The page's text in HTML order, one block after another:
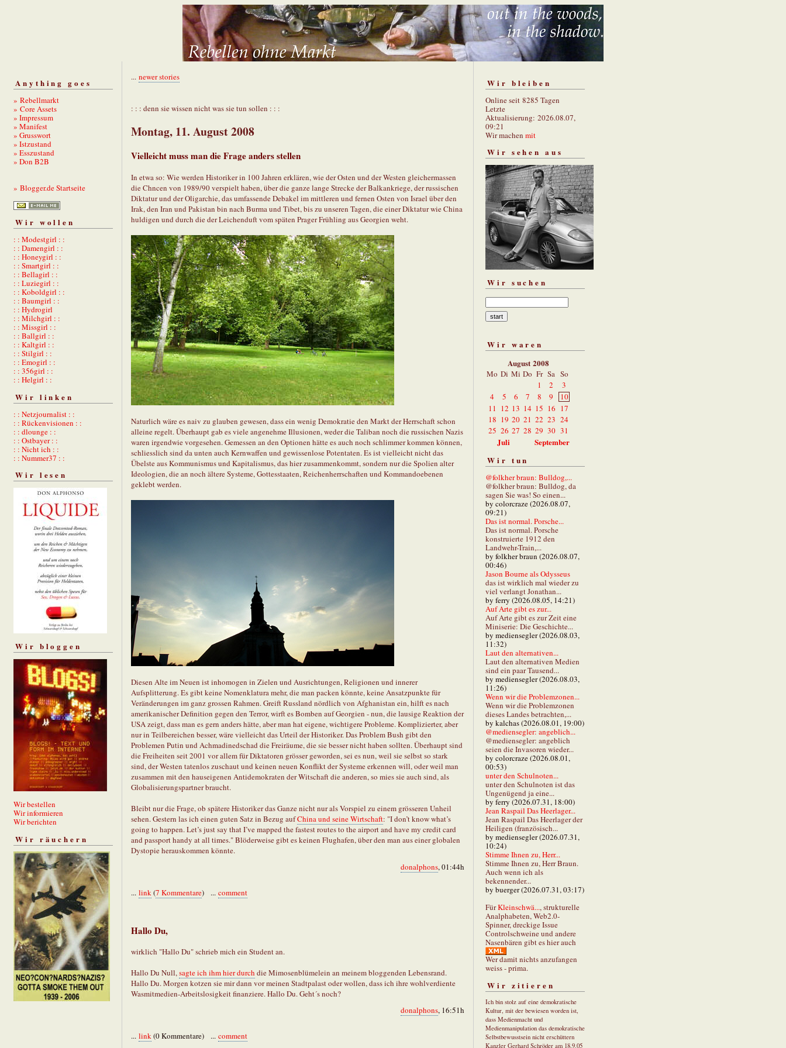
Anything goes
» Rebellmarkt
» Core Assets
» Impressum
» Manifest
» Grusswort
» Istzustand
» Esszustand
» Don B2B
» Blogger.de Startseite
Wir wollen
: : Modestgirl : :
: : Damengirl : :
: : Honeygirl : :
: : Smartgirl : :
: : Bellagirl : :
: : Luziegirl : :
: : Koboldgirl : :
: : Baumgirl : :
: : Hydrogirl
: : Milchgirl : :
: : Missgirl : :
: : Ballgirl : :
: : Kaltgirl : :
: : Stilgirl : :
: : Emogirl : :
: : 356girl : :
: : Helgirl : :
Wir linken
: : Netzjournalist : :
: : Rückenvisionen : :
: : dlounge : :
: : Ostbayer : :
: : Nicht ich : :
: : Nummer37 : :
Wir lesen
Wir bloggen
Wir bestellen
Wir informieren
Wir berichten
Wir räuchern
... newer stories
: : : denn sie wissen nicht was sie tun sollen : : :
Montag, 11. August 2008
Vielleicht muss man die Frage anders stellen
In etwa so: Wie werden Historiker in 100 Jahren erklären, wie der Osten und der Westen gleichermassen
die Chncen von 1989/90 verspielt haben, über die ganze lange Strecke der Balkankriege, der russischen
Diktatur und der Oligarchie, das umfassende Debakel im mittleren und fernen Osten von Israel über den
Irak, den Iran und Pakistan bin nach Burma und Tibet, bis zu unseren Tagen, die einer Diktatur wie China
huldigen und durch die der Leichenduft vom späten Prager Frühling aus Georgien weht.
Naturlich wäre es naiv zu glauben gewesen, dass ein wenig Demokratie den Markt der Herrschaft schon
alleine regelt. Überhaupt gab es viele angenehme Illusionen, weder die Taliban noch die russischen Nazis
waren irgendwie vorgesehen. Gemessen an den Optionen hätte es auch noch schlimmer kommen können,
schliesslich sind da unten auch Kernwaffen und gewissenlose Potentaten. Es ist vielleicht nicht das
Übelste aus Kommunismus und Kapitalismus, das hier zusammenkommt, sondern nur die Spolien alter
Ideologien, die an noch ältere Systeme, Gottesstaaten, Reichenherrschaften und Kommandoebenen
geklebt werden.
Diesen Alte im Neuen ist inhomogen in Zielen und Ausrichtungen, Religionen und innerer
Aufsplitterung. Es gibt keine Nomenklatura mehr, die man packen könnte, keine Ansatzpunkte für
Veränderungen im ganz grossen Rahmen. Greift Russland nördlich von Afghanistan ein, hilft es nach
amerikanischer Definition gegen den Terror, wirft es Bomben auf Georgien - nun, die lausige Reaktion der
USA zeigt, dass man es gern anders hätte, aber man hat eigene, wichtigere Probleme. Komplizierter, aber
nur in Teilbereichen besser, wäre vielleicht das Urteil der Historiker. Das Problem Bush gibt den
Problemen Putin und Achmadinedschad die Freiräume, die sie besser nicht haben sollten. Überhaupt sind
die Freiheiten seit 2001 vor allem für Diktatoren grösser geworden, sei es nun, weil sie selbst so stark
sind, der Westen tatenlos zuschaut und keinen neuen Konflikt der Systeme erkennen will, oder weil man
zusammen mit den hauseigenen Antidemokraten der Witschaft die anderen, so mies sie auch sind, als
Globalisierungspartner braucht.
Bleibt nur die Frage, ob spätere Historiker das Ganze nicht nur als Vorspiel zu einem grösseren Unheil
sehen. Gestern las ich einen guten Satz in Bezug aufChina und seine Wirtschaft: "I don’t know what’s
going to happen. Let’s just say that I’ve mapped the fastest routes to the airport and have my credit card
and passport handy at all times." Blöderweise gibt es keinen Flughafen, über den man aus einer globalen
Dystopie herauskommen könnte.
donalphons, 01:44h
... link (7 Kommentare) ... comment
Hallo Du,
wirklich "Hallo Du" schrieb mich ein Student an.
Hallo Du Null,sagte ich ihm hier durch die Mimosenblümelein an meinem bloggenden Lebensrand.
Hallo Du. Morgen kotzen sie mir dann vor meinen Stadtpalast oder wollen, dass ich ihre wohlverdiente
Wasmitmedien-Arbeitslosigkeit finanziere. Hallo Du. Geht´s noch?
donalphons, 16:51h
... link(0 Kommentare) ... comment
Wir bleiben
Online seit 8285 Tagen
Letzte
Aktualisierung: 2026.08.07,
09:21
Wir machen mit
Wir sehen aus
Wir suchen
Wir waren
August 2008
Mo Di Mi Do Fr Sa So
1
2
3
4
5 6 7 8 9
10
11 12 13 14 15 16 17
18 19 20 21 22 23 24
25 26 27 28 29 30 31
Juli
September
Wir tun
@folkher braun: Bulldog,...
@folkher braun: Bulldog, da
sagen Sie was! So einen...
by colorcraze (2026.08.07,
09:21)
Das ist normal. Porsche...
Das ist normal. Porsche
konstruierte 1912 den
Landwehr-Train,...
by folkher braun (2026.08.07,
00:46)
Jason Bourne als Odysseus
das ist wirklich mal wieder zu
viel verlangt Jonathan...
by ferry (2026.08.05, 14:21)
Auf Arte gibt es zur...
Auf Arte gibt es zur Zeit eine
Miniserie: Die Geschichte...
by mediensegler (2026.08.03,
11:32)
Laut den alternativen...
Laut den alternativen Medien
sind ein paar Tausend...
by mediensegler (2026.08.03,
11:26)
Wenn wir die Problemzonen...
Wenn wir die Problemzonen
dieses Landes betrachten,...
by kalchas (2026.08.01, 19:00)
@mediensegler: angeblich...
@mediensegler: angeblich
seien die Invasoren wieder...
by colorcraze (2026.08.01,
00:53)
unter den Schulnoten...
unter den Schulnoten ist das
Ungenügend ja eine...
by ferry (2026.07.31, 18:00)
Jean Raspail Das Heerlager...
Jean Raspail Das Heerlager der
Heiligen (französisch...
by mediensegler (2026.07.31,
10:24)
Stimme Ihnen zu, Herr...
Stimme Ihnen zu, Herr Braun.
Auch wenn ich als
bekennender...
by buerger (2026.07.31, 03:17)
FürKleinschwä..., strukturelle
Analphabeten, Web2.0-
Spinner, dreckige Issue
Controlschweine und andere
Nasenbären gibt es hier auch
Wer damit nichts anzufangen
weiss - prima.
Wir zitieren
Ich bin stolz auf eine demokratische
Kultur, mit der bewiesen worden ist,
dass Medienmacht und
Medienmanipulation das demokratische
Selbstbewusstsein nicht erschüttern
Kanzler Gerhard Schröder am 18.9.05